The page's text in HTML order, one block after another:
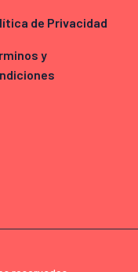
de Privacidad
y